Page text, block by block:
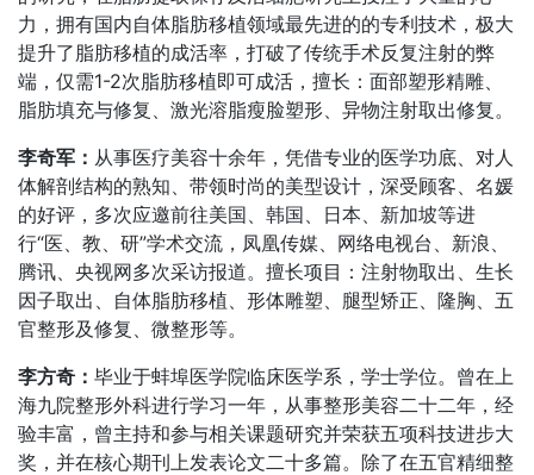
力，拥有国内自体脂肪移植领域最先进的的专利技术，极大
提升了脂肪移植的成活率，打破了传统手术反复注射的弊
端，仅需1-2次脂肪移植即可成活，擅长：面部塑形精雕、
脂肪填充与修复、激光溶脂瘦脸塑形、异物注射取出修复。
李奇军： 从事医疗美容十余年，凭借专业的医学功底、对人
体解剖结构的熟知、带领时尚的美型设计，深受顾客、名媛
的好评，多次应邀前往美国、韩国、日本、新加坡等进
行“医、教、研”学术交流，凤凰传媒、网络电视台、新浪、
腾讯、央视网多次采访报道。擅长项目：注射物取出、生长
因子取出、自体脂肪移植、形体雕塑、腿型矫正、隆胸、五
官整形及修复、微整形等。
李方奇： 毕业于蚌埠医学院临床医学系，学士学位。曾在上
海九院整形外科进行学习一年，从事整形美容二十二年，经
验丰富，曾主持和参与相关课题研究并荣获五项科技进步大
奖，并在核心期刊上发表论文二十多篇。除了在五官精细整